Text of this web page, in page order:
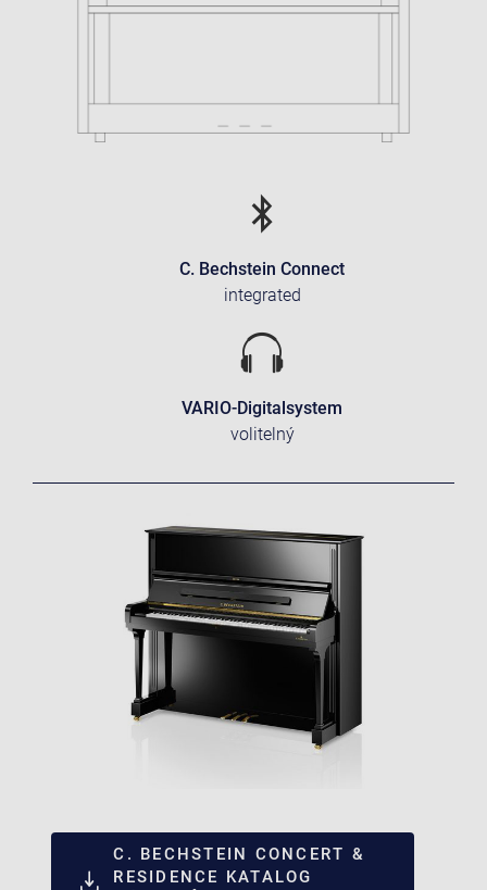
C. Bechstein Connect
integrated
VARIO-Digitalsystem
volitelný
C. BECHSTEIN CONCERT &
RESIDENCE KATALOG